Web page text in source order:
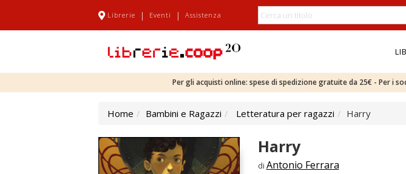
Librerie | Eventi | Assistenza
Per gli acquisti online: spese di spedizione gratuite da 25€ - Per i
Home Bambini e Ragazzi Letteratura per ragazzi Harry
Harry
di Antonio Ferrara